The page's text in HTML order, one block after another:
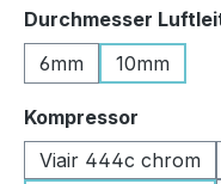
Durchmesser
6mm
10mm
Kompressor
Viair 444c chrom